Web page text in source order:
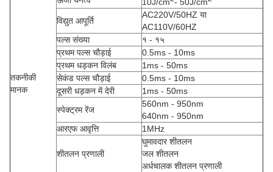
तकनीकी
मानक
विद्युत आपूर्ति
AC220V/50HZ या
AC110V/60HZ
पल्स संख्या
१ - १५
प्रथम पल्स चौड़ाई
0.5ms - 10ms
प्रथम धड़कन विलंब
1ms - 50ms
सेकंड पल्स चौड़ाई
0.5ms - 10ms
दूसरी धड़कन में देरी
1ms - 50ms
स्पेक्ट्रम रेंज
560nm - 950nm
640nm - 950nm
आरएफ आवृत्ति
1MHz
शीतलन प्रणाली
घुमावदार शीतलन
जल शीतलन
अर्धचालक शीतलन प्रणाली